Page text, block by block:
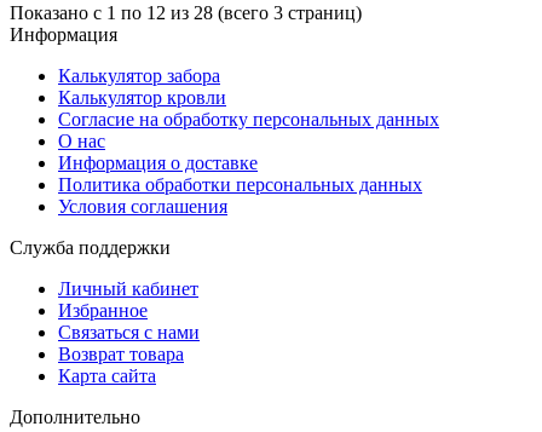
Показано с 1 по 12 из 28 (всего 3 страниц)
Информация
Калькулятор забора
Калькулятор кровли
Согласие на обработку персональных данных
О нас
Информация о доставке
Политика обработки персональных данных
Условия соглашения
Служба поддержки
Личный кабинет
Избранное
Связаться с нами
Возврат товара
Карта сайта
Дополнительно